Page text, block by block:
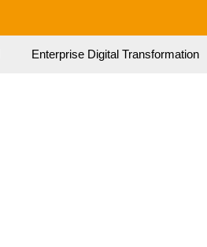
Enterprise Digital Transformation